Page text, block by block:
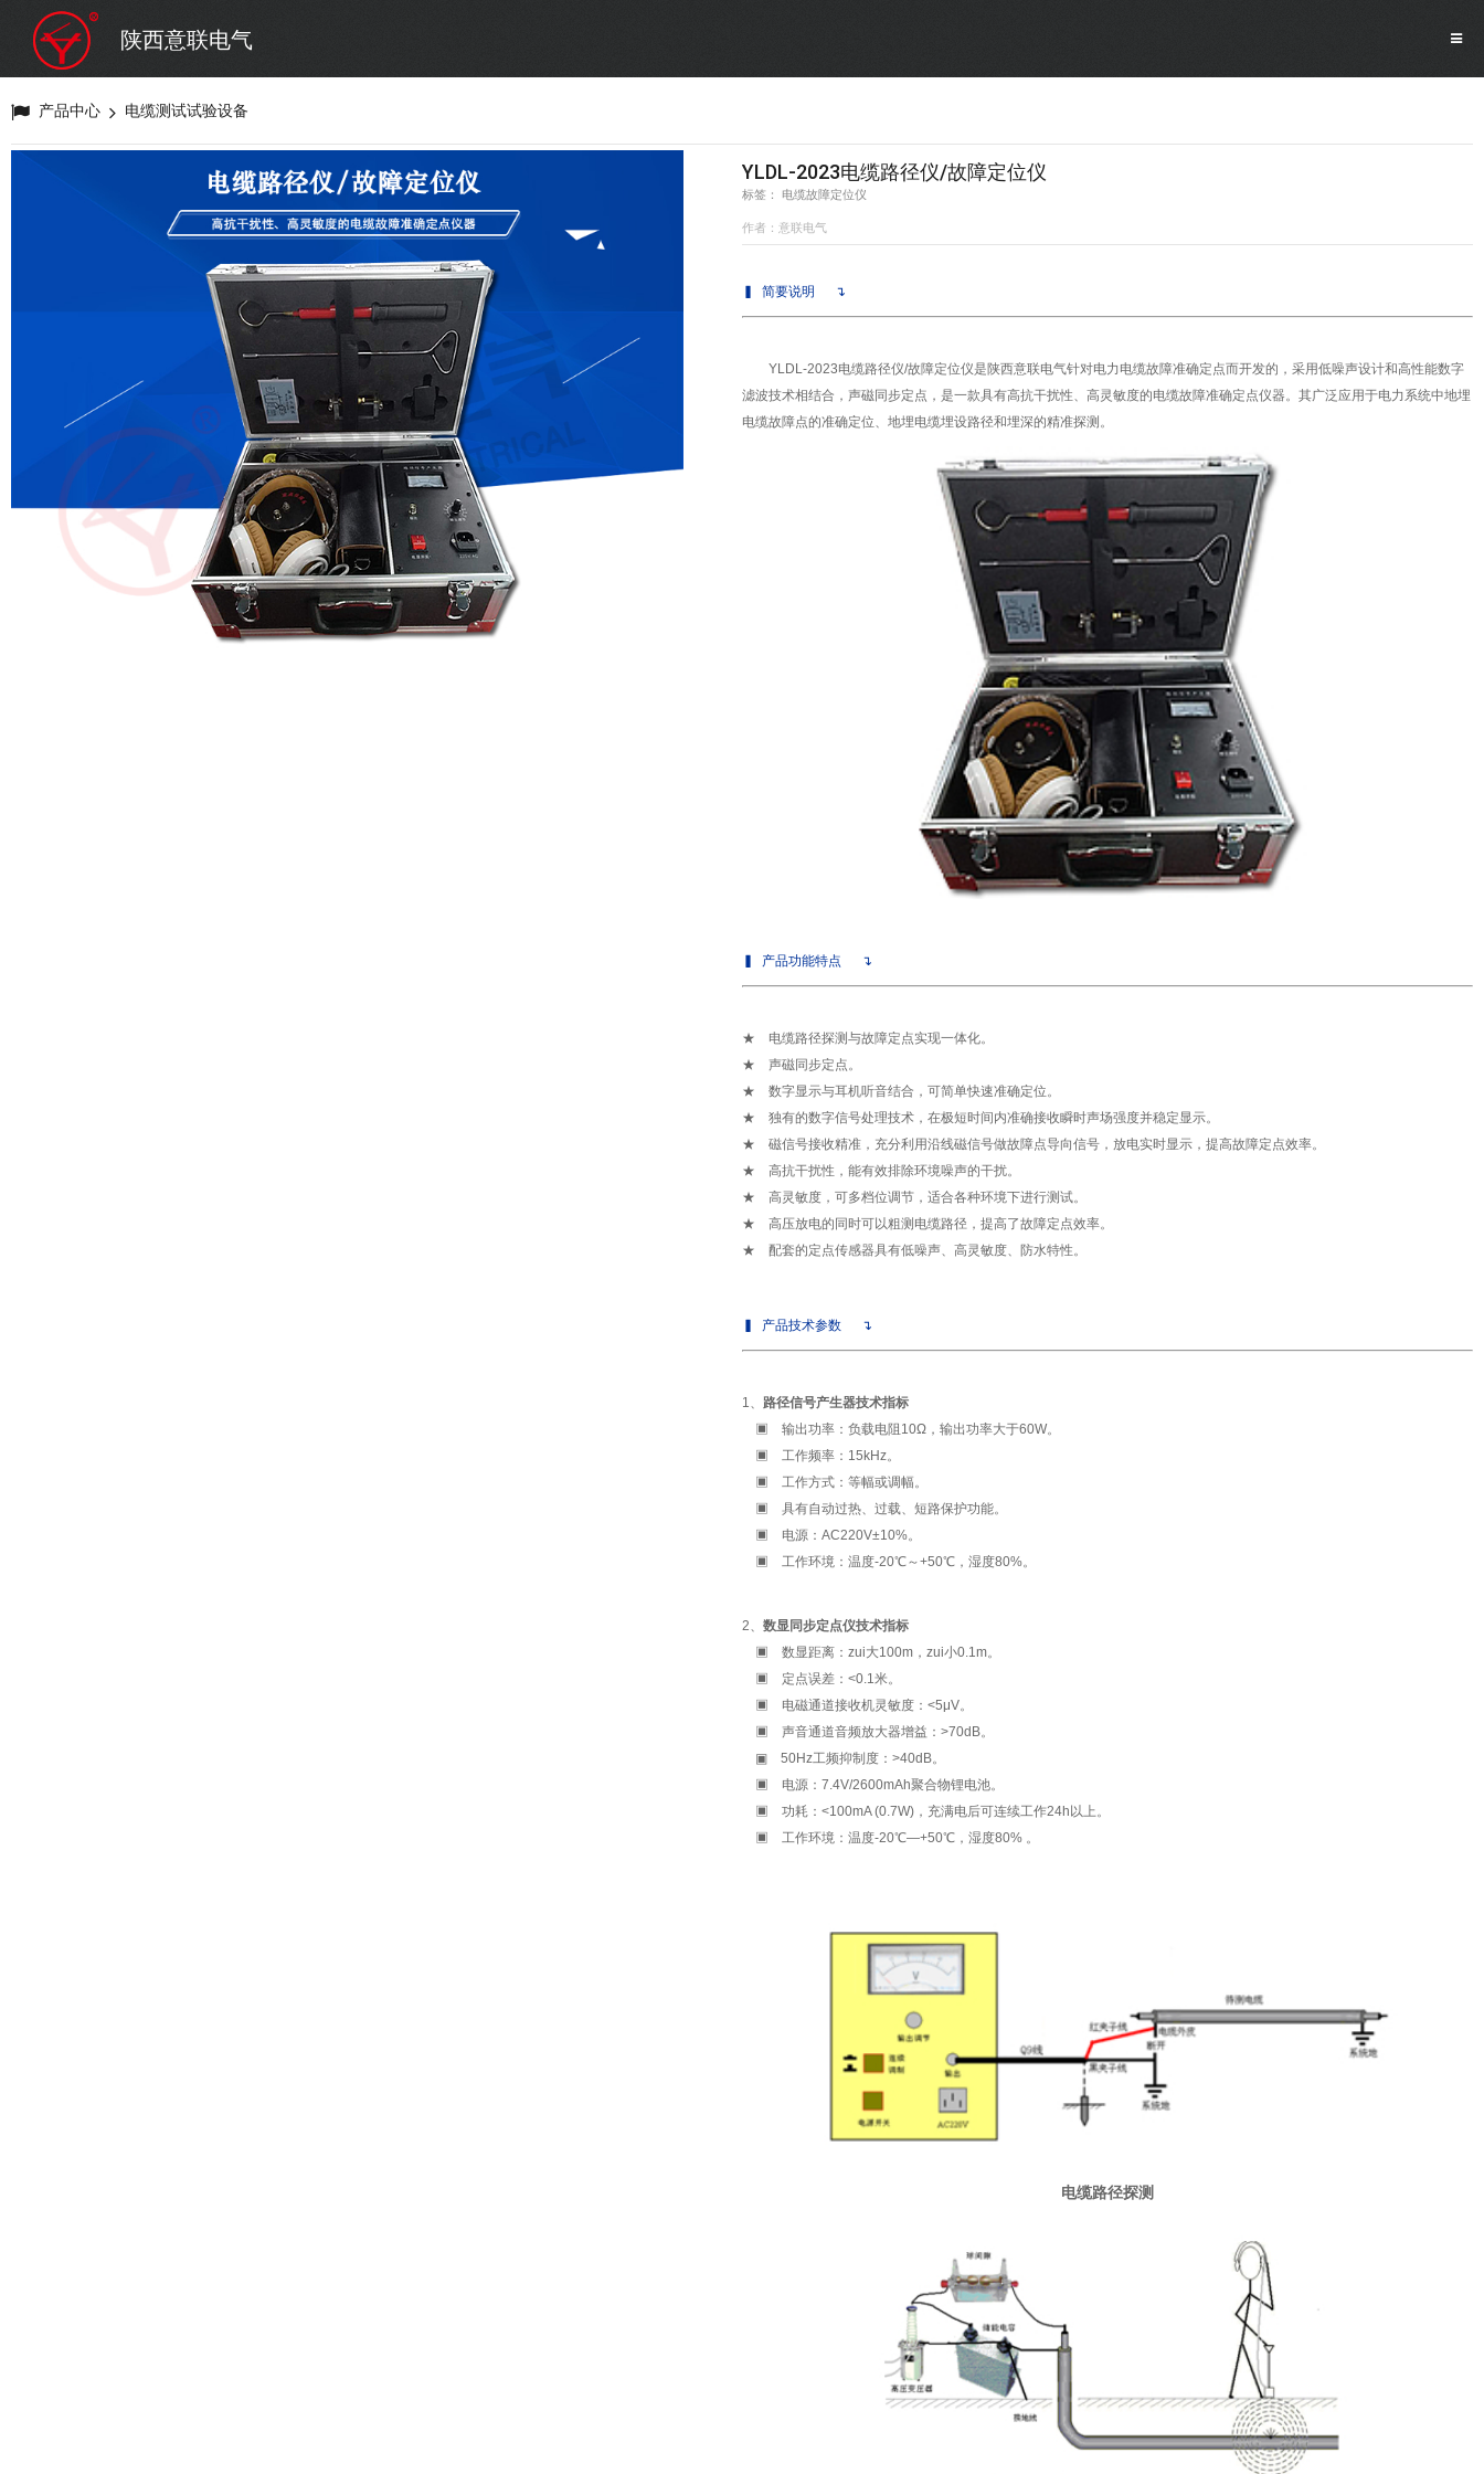
继电保护/互感器试验设备
电力安全工器具
陕西意联电气
产品中心 电缆测试试验设备
YLDL-2023电缆路径仪/故障定位仪
标签： 电缆故障定位仪
作者：意联电气
简要说明 ↴
YLDL-2023电缆路径仪/故障定位仪是陕西意联电气针对电力电缆故障准确定点而开发的，采用低噪声设计和高性能数字
滤波技术相结合，声磁同步定点，是一款具有高抗干扰性、高灵敏度的电缆故障准确定点仪器。其广泛应用于电力系统中地埋
电缆故障点的准确定位、地埋电缆埋设路径和埋深的精准探测。
产品功能特点 ↴
★ 电缆路径探测与故障定点实现一体化。
★ 声磁同步定点。
★ 数字显示与耳机听音结合，可简单快速准确定位。
★ 独有的数字信号处理技术，在极短时间内准确接收瞬时声场强度并稳定显示。
★ 磁信号接收精准，充分利用沿线磁信号做故障点导向信号，放电实时显示，提高故障定点效率。
★ 高抗干扰性，能有效排除环境噪声的干扰。
★ 高灵敏度，可多档位调节，适合各种环境下进行测试。
★ 高压放电的同时可以粗测电缆路径，提高了故障定点效率。
★ 配套的定点传感器具有低噪声、高灵敏度、防水特性。
产品技术参数 ↴
1、 路径信号产生器技术指标
▣ 输出功率：负载电阻10Ω，输出功率大于60W。
▣ 工作频率：15kHz。
▣ 工作方式：等幅或调幅。
▣ 具有自动过热、过载、短路保护功能。
▣ 电源：AC220V±10%。
▣ 工作环境：温度-20℃～+50℃，湿度80%。
2、 数显同步定点仪技术指标
▣ 数显距离：zui大100m，zui小0.1m。
▣ 定点误差：<0.1米。
▣ 电磁通道接收机灵敏度：<5μV。
▣ 声音通道音频放大器增益：>70dB。
▣ 50Hz工频抑制度：>40dB。
▣ 电源：7.4V/2600mAh聚合物锂电池。
▣ 功耗：<100mA (0.7W)，充满电后可连续工作24h以上。
▣ 工作环境：温度-20℃—+50℃，湿度80% 。
电缆路径探测